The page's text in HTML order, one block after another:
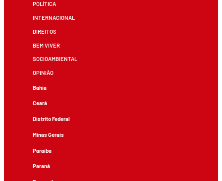
POLÍTICA
INTERNACIONAL
DIREITOS
BEM VIVER
SOCIOAMBIENTAL
OPINIÃO
Bahia
Ceará
Distrito Federal
Minas Gerais
Paraíba
Paraná